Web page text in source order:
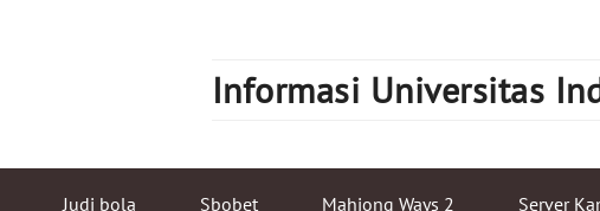
Informasi Universitas
Judi bola Sbobet Mahjong Ways 2 Server